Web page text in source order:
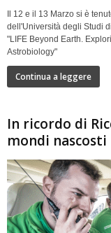
Il 12 e il 13 Marzo si è
dell'Università degli Studi
"LIFE Beyond Earth.
Astrobiology"
Continua a leggere
In ricordo di
mondi nascosti